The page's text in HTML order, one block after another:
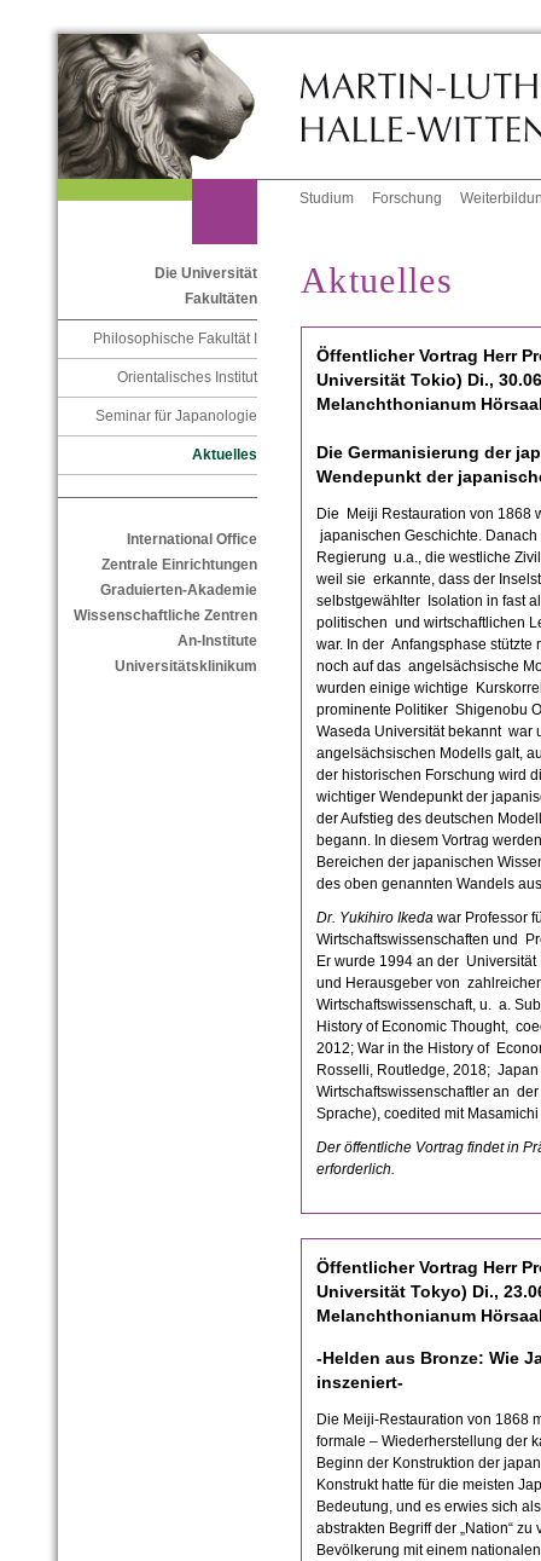
Studium Forschung
Die Universität
Fakultäten
Philosophische Fakultät I
Orientalisches Institut
Seminar für Japanologie
Aktuelles
International Office
Zentrale Einrichtungen
Graduierten-Akademie
Wissenschaftliche Zentren
An-Institute
Universitätsklinikum
Aktuelles
Öffentlicher Vortrag Herr
Universität Tokio) Di.,
Melanchthonianum
Die Germanisierung der
Wendepunkt der
Die Meiji Restauration von 1868
japanischen Geschichte.
Regierung u.a., die westliche
weil sie erkannte, dass der
selbstgewählter Isolation in fast
politischen und wirtschaftlichen
war. In der Anfangsphase stützte
noch auf das angelsächsische
wurden einige wichtige
prominente Politiker Shigenobu
Waseda Universität bekannt war
angelsächsischen Modells galt,
der historischen Forschung wird
wichtiger Wendepunkt der
der Aufstieg des deutschen
begann. In diesem Vortrag
Bereichen der japanischen
des oben genannten Wandels
Dr. Yukihiro Ikedawar Professor
Wirtschaftswissenschaften und
Er wurde 1994 an der
und Herausgeber von
Wirtschaftswissenschaft, u. a.
History of Economic Thought,
2012; War in the History of
Rosselli, Routledge, 2018;
Wirtschaftswissenschaftler an
Sprache), coedited mit
Der öffentliche Vortrag findet in
erforderlich.
Öffentlicher Vortrag Herr
Universität Tokyo) Di.,
Melanchthonianum
-Helden aus Bronze: Wie
inszeniert-
Die Meiji-Restauration von 1868
formale – Wiederherstellung der
Beginn der Konstruktion der
Konstrukt hatte für die meisten
Bedeutung, und es erwies sich
abstrakten Begriff der „Nation“
Bevölkerung mit einem